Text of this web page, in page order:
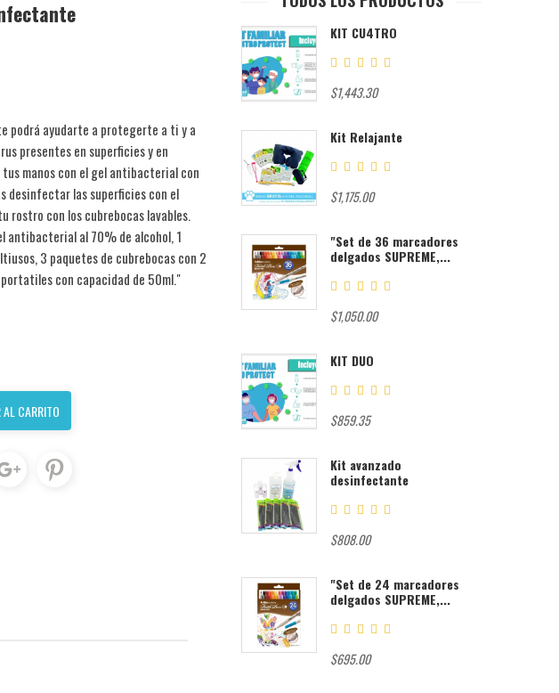
podrá ayudarte a protegerte a ti y a
presentes en superficies y en
manos con el gel antibacterial con
desinfectar las superficies con el
con los cubrebocas lavables.
antibacterial al 70% de alcohol, 1
3 paquetes de cubrebocas con 2
con capacidad de 50ml."
AL CARRITO
KIT CU4TRO
$1,443.30
Kit Relajante
$1,175.00
"Set de 36 marcadores
delgados SUPREME,...
$1,050.00
KIT DUO
$859.35
Kit avanzado
desinfectante
$808.00
"Set de 24 marcadores
delgados SUPREME,...
$695.00